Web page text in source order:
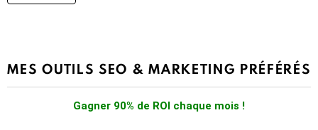
MES OUTILS SEO & MARKETING PRÉFÉRÉS
Gagner 90% de ROI chaque mois !